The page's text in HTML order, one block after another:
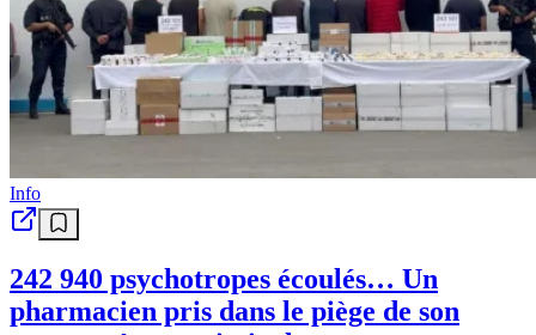
Info
242 940 psychotropes écoulés… Un
pharmacien pris dans le piège de son